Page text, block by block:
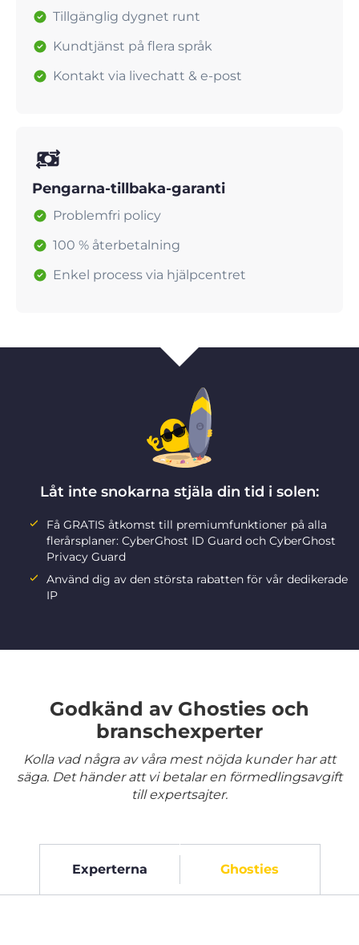
Tillgänglig dygnet runt
Kundtjänst på flera språk
Kontakt via livechatt & e-post
Pengarna-tillbaka-garanti
Problemfri policy
100 % återbetalning
Enkel process via hjälpcentret
Låt inte snokarna stjäla din tid i solen:
Få GRATIS åtkomst till premiumfunktioner på alla
flerårsplaner: CyberGhost ID Guard och CyberGhost
Privacy Guard
Använd dig av den största rabatten för vår dedikerade
IP
Godkänd av Ghosties och
branschexperter
Kolla vad några av våra mest nöjda kunder har att
säga. Det händer att vi betalar en förmedlingsavgift
till expertsajter.
Experterna Ghosties